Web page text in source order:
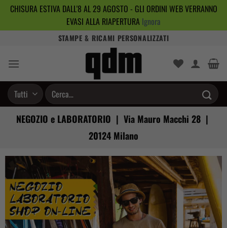
CHISURA ESTIVA DALL'8 AL 29 AGOSTO - GLI ORDINI WEB VERRANNO
EVASI ALLA RIAPERTURA Ignora
contenuti
STAMPE & RICAMI PERSONALIZZATI
Cerca:
NEGOZIO e LABORATORIO | Via Mauro Macchi 28 |
20124 Milano